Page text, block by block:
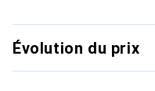
Évolution du prix